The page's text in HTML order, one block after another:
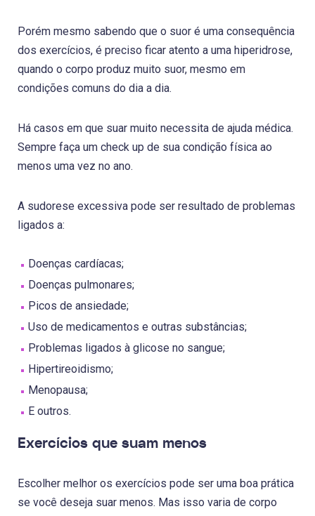
Porém mesmo sabendo que o suor é uma consequência
dos exercícios, é preciso ficar atento a uma hiperidrose,
quando o corpo produz muito suor, mesmo em
condições comuns do dia a dia.
Há casos em que suar muito necessita de ajuda médica.
Sempre faça um check up de sua condição física ao
menos uma vez no ano.
A sudorese excessiva pode ser resultado de problemas
ligados a:
Doenças cardíacas;
Doenças pulmonares;
Picos de ansiedade;
Uso de medicamentos e outras substâncias;
Problemas ligados à glicose no sangue;
Hipertireoidismo;
Menopausa;
E outros.
Exercícios que suam menos
Escolher melhor os exercícios pode ser uma boa prática
se você deseja suar menos. Mas isso varia de corpo